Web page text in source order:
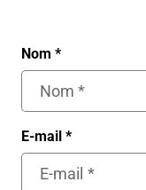
Nom *
E-mail *